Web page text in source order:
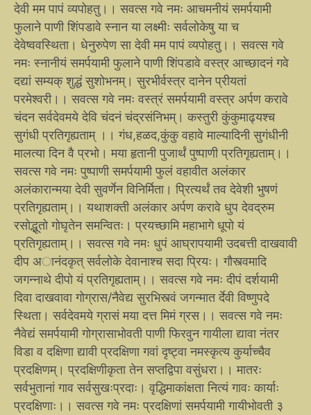
देवी मम पापं व्यपोहतु।। सवत्स गवे नमः आचमनीयं समर्पयामी
फुलाने पाणी शिंपडावे स्नान या लक्ष्मीः सर्वलोकेषु या च
देवेष्ववस्थिता। धेनुरुपेण सा देवी मम पापं व्यपोहतु।। सवत्स गवे
नमः स्नानीयं समर्पयामी फुलाने पाणी शिंपडावे वस्त्र आच्छादनं गवे
दद्यां सम्यक् शुद्धं सुशोभनम्। सुरभीर्वस्त्र दानेन प्रीयतां
परमेश्वरी।। सवत्स गवे नमः वस्त्रं समर्पयामी वस्त्र अर्पण करावे
चंदन सर्वदेवमये देवि चंदनं चंद्रसंनिभम्। कस्तुरी कुंकुमाढ्यश्च
सुगंधी प्रतिगृह्यताम् ।। गंध,हळद,कुंकु वहावे माल्यादिनी सुगंधीनी
मालत्या दिन वै प्रभो। मया हृतानी पुजार्थं पुष्पाणी प्रतिगृह्यताम्।।
सवत्स गवे नमः पुष्पाणी समर्पयामी फुलं वहावीत अलंकार
अलंकारान्मया देवी सुवर्णेन विनिर्मिता। प्रित्यर्थं तव देवेशी भुषणं
प्रतिगृह्यताम्।। यथाशक्ती अलंकार अर्पण करावे धुप देवद्रुम
रसोद्भूतो गोघृतेन समन्वितः। प्रयच्छामि महाभागे धूपो यं
प्रतिगृह्यताम्।। सवत्स गवे नमः धुपं आघ्रापयामी उदबत्ती दाखवावी
दीप अानंदकृत् सर्वलोके देवानाश्च सदा प्रियः। गौस्त्वमादि
जगन्नाथे दीपो यं प्रतिगृह्यताम्।। सवत्स गवे नमः दीपं दर्शयामी
दिवा दाखवावा गोग्रास/नैवेद्य सुरभिस्त्वं जगन्मात र्देवी विष्णुपदे
स्थिता। सर्वदेवमये ग्रासं मया दत्त मिमं ग्रस।। सवत्स गवे नमः
नैवेद्यं समर्पयामी गोग्रासाभोवती पाणी फिरवुन गायीला द्यावा नंतर
विडा व दक्षिणा द्यावी प्रदक्षिणा गवां दृष्ट्वा नमस्कृत्य कुर्याच्चैव
प्रदक्षिणम्। प्रदक्षिणीकृता तेन सप्तद्विपा वसुंधरा।। मातरः
सर्वभुतानां गाव सर्वसुखःप्रदाः। वृद्धिमाकांक्षता नित्यं गावः कार्याः
प्रदक्षिणाः।। सवत्स गवे नमः प्रदक्षिणां समर्पयामी गायीभोवती ३